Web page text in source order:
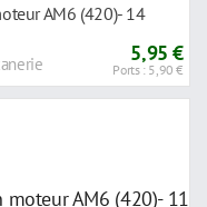
AM6 (420)- 14
5,95 €
Ports : 5,90 €